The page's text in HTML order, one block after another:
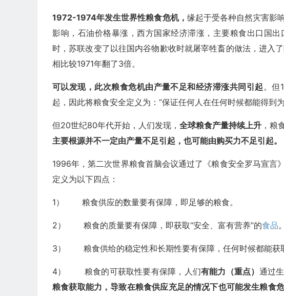
1972-1974年发生世界性粮食危机， 缘起于受各种自然灾害影
影响，石油价格暴涨，西方国家经济滞涨，主要粮食出口国
时，苏联改变了以往国内谷物歉收时就屠宰牲畜的做法，进入
相比较1971年翻了3倍。
可以发现，此次粮食危机由产量不足和经济滞涨共同引起 。但
起，因此将粮食安全定义为：“保证任何人在任何时候都能得到
但20世纪80年代开始，人们发现，全球粮食产量持续上升 ，粮
主要根源并不一定由产量不足引起，也可能由购买力不足引起。
1996年，第二次世界粮食首脑会议通过了《粮食安全罗马宣言
定义为以下四点：
1） 粮食供应的数量要有保障，即足够的粮食。
2） 粮食的质量要有保障，即获取“安全、富有营养”的食品。
3） 粮食供给的稳定性和长期性要有保障，任何时候都能获
4） 粮食的可获取性要有保障，人们有能力（重点） 通过
粮食获取能力，导致在粮食供应充足的情况下也可能发生粮食危